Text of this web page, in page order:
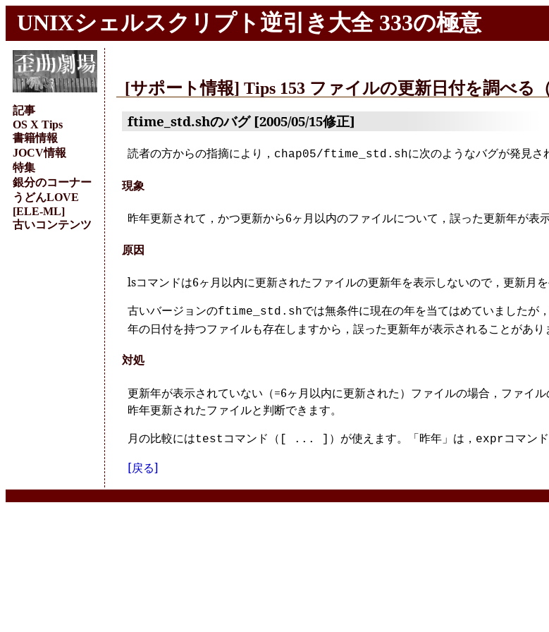
UNIXシェルスクリプト逆引き大全 333の極意
記事
OS X Tips
書籍情報
JOCV情報
特集
銀分のコーナー
うどんLOVE
[ELE-ML]
古いコンテンツ
[サポート情報] Tips 153 ファイルの更新日付を調べる（
ftime_std.shのバグ [2005/05/15修正]
読者の方からの指摘により， chap05/ftime_std.shに次のようなバグが発見さ
現象
昨年更新されて，かつ更新から6ヶ月以内のファイルについて，誤った更新年が表示
原因
lsコマンドは6ヶ月以内に更新されたファイルの更新年を表示しないので，更新月
古いバージョンのftime_std.shでは無条件に現在の年を当てはめていましたが
年の日付を持つファイルも存在しますから，誤った更新年が表示されることがあり
対処
更新年が表示されていない（=6ヶ月以内に更新された）ファイルの場合，ファイ
昨年更新されたファイルと判断できます。
月の比較にはtest コマンド（ [ ... ] ）が使えます。「昨年」は， exprコマン
[戻る]